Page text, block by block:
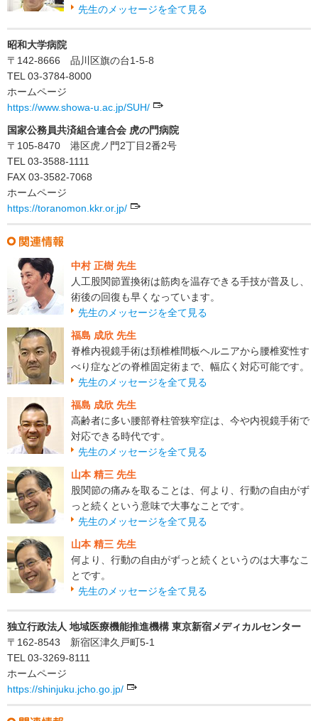
先生のメッセージを全て見る
昭和大学病院
〒142-8666 品川区旗の台1-5-8
TEL 03-3784-8000
ホームページ
https://www.showa-u.ac.jp/SUH/
国家公務員共済組合連合会 虎の門病院
〒105-8470 港区虎ノ門2丁目2番2号
TEL 03-3588-1111
FAX 03-3582-7068
ホームページ
https://toranomon.kkr.or.jp/
中村 正樹 先生
人工股関節置換術は筋肉を温存できる手技が普及し、
術後の回復も早くなっています。
先生のメッセージを全て見る
福島 成欣 先生
脊椎内視鏡手術は頚椎椎間板ヘルニアから腰椎変性す
べり症などの脊椎固定術まで、幅広く対応可能です。
先生のメッセージを全て見る
福島 成欣 先生
高齢者に多い腰部脊柱管狭窄症は、今や内視鏡手術で
対応できる時代です。
先生のメッセージを全て見る
山本 精三 先生
股関節の痛みを取ることは、何より、行動の自由がず
っと続くという意味で大事なことです。
先生のメッセージを全て見る
山本 精三 先生
何より、行動の自由がずっと続くというのは大事なこ
とです。
先生のメッセージを全て見る
独立行政法人 地域医療機能推進機構 東京新宿メディカルセンター
〒162-8543 新宿区津久戸町5-1
TEL 03-3269-8111
ホームページ
https://shinjuku.jcho.go.jp/